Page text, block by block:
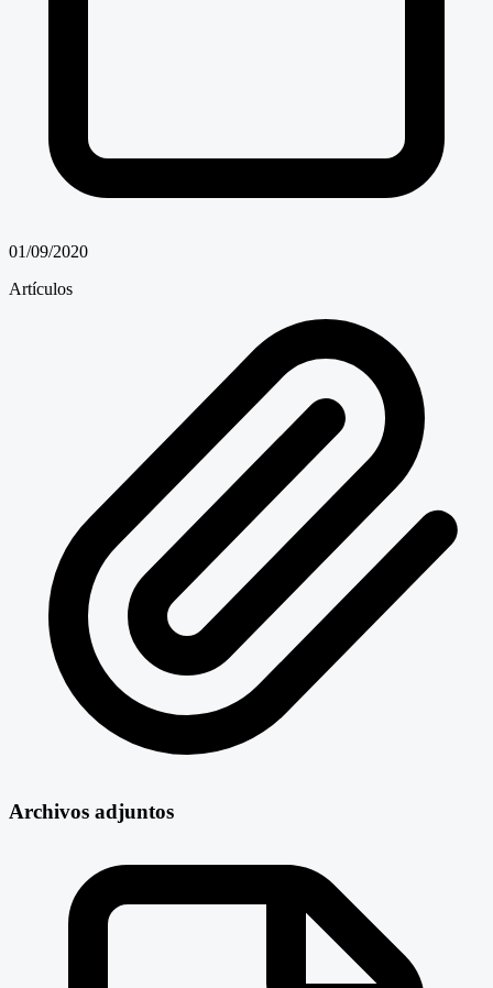
01/09/2020
Artículos
Archivos adjuntos